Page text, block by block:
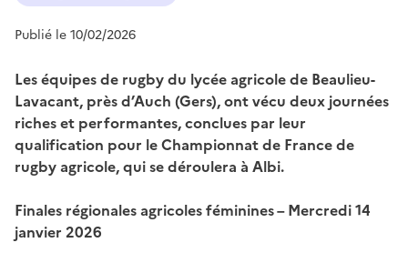
Publié le 10/02/2026
Les équipes de rugby du lycée agricole de Beaulieu-
Lavacant, près d’Auch (Gers), ont vécu deux journées
riches et performantes, conclues par leur
qualification pour le Championnat de France de
rugby agricole, qui se déroulera à Albi.
Finales régionales agricoles féminines – Mercredi 14
janvier 2026